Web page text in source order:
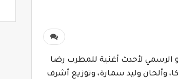
الرسمي لأحدث أغنية للمطرب رضا
وألحان وليد سمارة، وتوزيع أشرف